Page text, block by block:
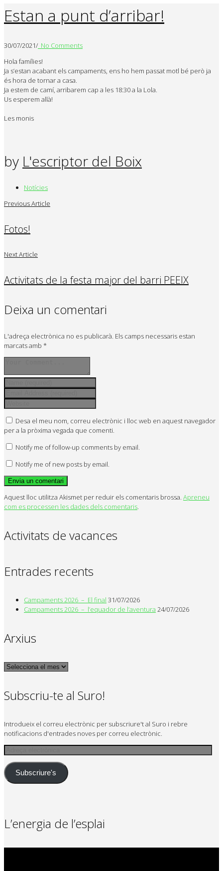
Estan a punt d’arribar!
30/07/2021/ No Comments
Hola famílies!
Ja s’estan acabant els campaments, ens ho hem passat motl bé però ja
és hora de tornar a casa.
Ja estem de camí, arribarem cap a les 18:30 a la Lola.
Us esperem allà!
Les monis
by L'escriptor del Boix
Notícies
Previous Article
Fotos!
Next Article
Activitats de la festa major del barri PEEIX
Deixa un comentari
L'adreça electrònica no es publicarà. Els camps necessaris estan
marcats amb *
Desa el meu nom, correu electrònic i lloc web en aquest navegador
per a la pròxima vegada que comenti.
Notify me of follow-up comments by email.
Notify me of new posts by email.
Aquest lloc utilitza Akismet per reduir els comentaris brossa. Apreneu
com es processen les dades dels comentaris.
Activitats de vacances
Entrades recents
Campaments 2026 – El final 31/07/2026
Campaments 2026 – l’equador de l’aventura 24/07/2026
Arxius
Arxius
Subscriu-te al Suro!
Introdueix el correu electrònic per subscriure't al Suro i rebre
notificacions d'entrades noves per correu electrònic.
Subscriure's
L’energia de l’esplai